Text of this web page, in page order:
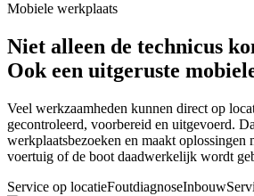
Mobiele werkplaats
Niet alleen de technicus
Ook een uitgeruste
Veel werkzaamheden kunnen direct op
gecontroleerd, voorbereid en uitgevoerd.
werkplaatsbezoeken en maakt oplossingen
voertuig of de boot daadwerkelijk wordt
Service op locatieFoutdiagnoseInbouw